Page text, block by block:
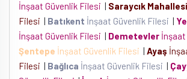
İnşaat Güvenlik Filesi | Saraycık Mahallesi
Filesi | Batıkent İnşaat Güvenlik Filesi |
İnşaat Güvenlik Filesi | Demetevler
Şentepe İnşaat Güvenlik Filesi | Ayaş
Filesi | Bağlıca İnşaat Güvenlik Filesi |